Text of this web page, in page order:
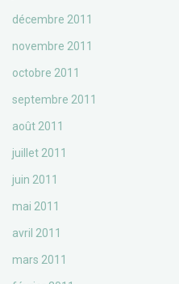
décembre 2011
novembre 2011
octobre 2011
septembre 2011
août 2011
juillet 2011
juin 2011
mai 2011
avril 2011
mars 2011